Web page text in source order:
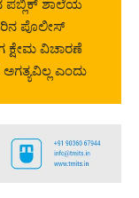
ಪಬ್ಲಿಕ್ ಶಾಲೆಯ
ಪೊಲೀಸ್
ಕ್ಷೇಮ ವಿಚಾರಣೆ
ಎಂದು